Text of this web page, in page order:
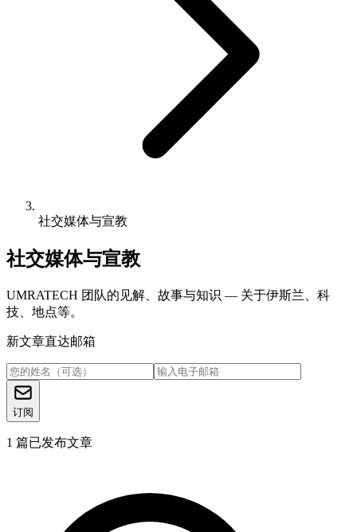
社交媒体与宣教
社交媒体与宣教
UMRATECH 团队的见解、故事与知识 — 关于伊斯兰、科
技、地点等。
新文章直达邮箱
订阅
1 篇已发布文章